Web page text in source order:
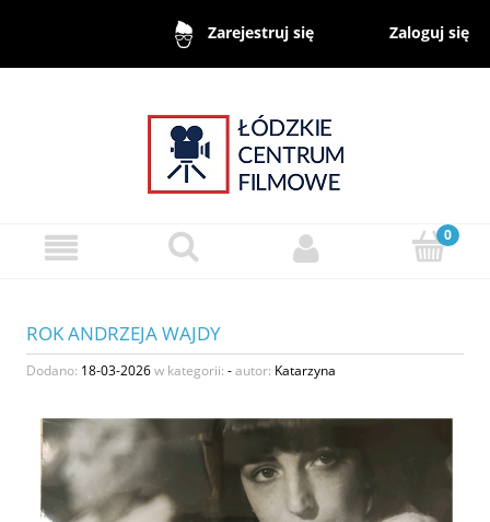
Zarejestruj się Zaloguj się
ROK ANDRZEJA WAJDY
Dodano: 18-03-2026w kategorii: -autor: Katarzyna